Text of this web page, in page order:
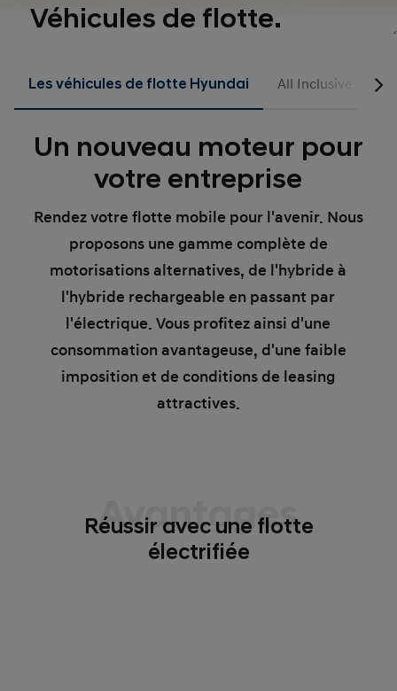
Véhicules de flotte.
Les véhicules de flotte Hyundai All Inclusive Pro
Un nouveau moteur pour
votre entreprise
Rendez votre flotte mobile pour l'avenir. Nous
proposons une gamme complète de
motorisations alternatives, de l'hybride à
l'hybride rechargeable en passant par
l'électrique. Vous profitez ainsi d'une
consommation avantageuse, d'une faible
imposition et de conditions de leasing
attractives.
Avantages
Réussir avec une flotte
électrifiée